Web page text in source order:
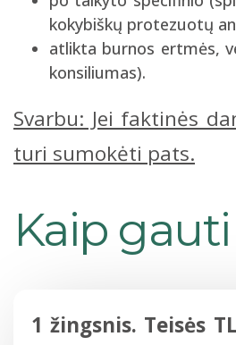
kokybiškų protezuotų
atlikta burnos ertmės,
konsiliumas).
Svarbu: Jei faktinės
turi sumokėti pats.
Kaip
1 žingsnis. Teisės